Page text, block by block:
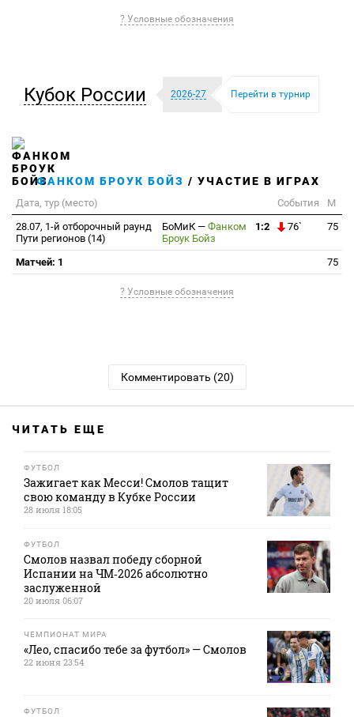
? Условные обозначения
Кубок России 2026-27 Перейти в турнир
ФАНКОМ БРОУК БОЙЗ / УЧАСТИЕ В ИГРАХ
Дата, тур (место) События
М
28.07, 1-й отборочный раунд
Пути регионов (14)
БоМиК — Фанком
Броук Бойз
1:2 76` 75
Матчей: 1 75
? Условные обозначения
Комментировать (20)
ЧИТАТЬ ЕЩЕ
ФУТБОЛ
Зажигает как Месси! Смолов тащит
свою команду в Кубке России
28 июля 18:05
ФУТБОЛ
Смолов назвал победу сборной
Испании на ЧМ‑2026 абсолютно
заслуженной
20 июля 06:07
ЧЕМПИОНАТ МИРА
«Лео, спасибо тебе за футбол» — Смолов
22 июня 23:54
ФУТБОЛ